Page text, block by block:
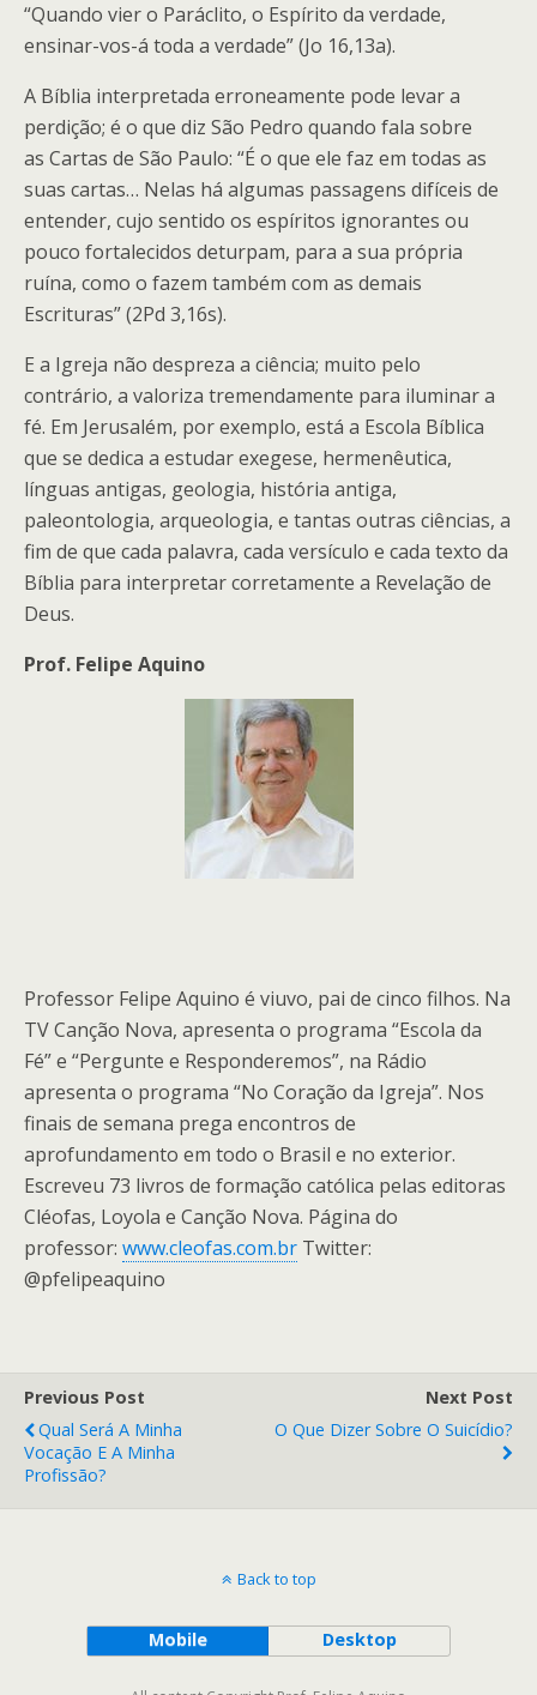
“Quando vier o Paráclito, o Espírito da verdade,
ensinar-vos-á toda a verdade” (Jo 16,13a).
A Bíblia interpretada erroneamente pode levar a
perdição; é o que diz São Pedro quando fala sobre
as Cartas de São Paulo: “É o que ele faz em todas as
suas cartas… Nelas há algumas passagens difíceis de
entender, cujo sentido os espíritos ignorantes ou
pouco fortalecidos deturpam, para a sua própria
ruína, como o fazem também com as demais
Escrituras” (2Pd 3,16s).
E a Igreja não despreza a ciência; muito pelo
contrário, a valoriza tremendamente para iluminar a
fé. Em Jerusalém, por exemplo, está a Escola Bíblica
que se dedica a estudar exegese, hermenêutica,
línguas antigas, geologia, história antiga,
paleontologia, arqueologia, e tantas outras ciências, a
fim de que cada palavra, cada versículo e cada texto da
Bíblia para interpretar corretamente a Revelação de
Deus.
Prof. Felipe Aquino
Professor Felipe Aquino é viuvo, pai de cinco filhos. Na
TV Canção Nova, apresenta o programa “Escola da
Fé” e “Pergunte e Responderemos”, na Rádio
apresenta o programa “No Coração da Igreja”. Nos
finais de semana prega encontros de
aprofundamento em todo o Brasil e no exterior.
Escreveu 73 livros de formação católica pelas editoras
Cléofas, Loyola e Canção Nova. Página do
professor: www.cleofas.com.br Twitter:
@pfelipeaquino
Previous Post
Qual Será A Minha
Vocação E A Minha
Profissão?
Next Post
O Que Dizer Sobre O Suicídio?
Back to top
Mobile Desktop